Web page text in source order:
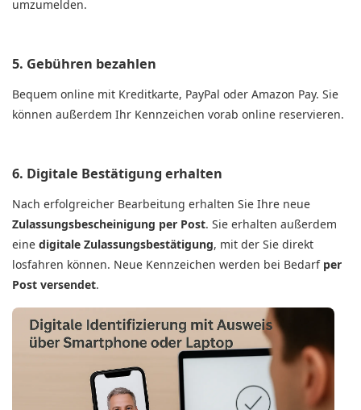
umzumelden.
5. Gebühren bezahlen
Bequem online mit Kreditkarte, PayPal oder Amazon Pay. Sie
können außerdem Ihr Kennzeichen vorab online reservieren.
6. Digitale Bestätigung erhalten
Nach erfolgreicher Bearbeitung erhalten Sie Ihre neue
Zulassungsbescheinigung per Post. Sie erhalten außerdem
eine digitale Zulassungsbestätigung, mit der Sie direkt
losfahren können. Neue Kennzeichen werden bei Bedarf per
Post versendet.